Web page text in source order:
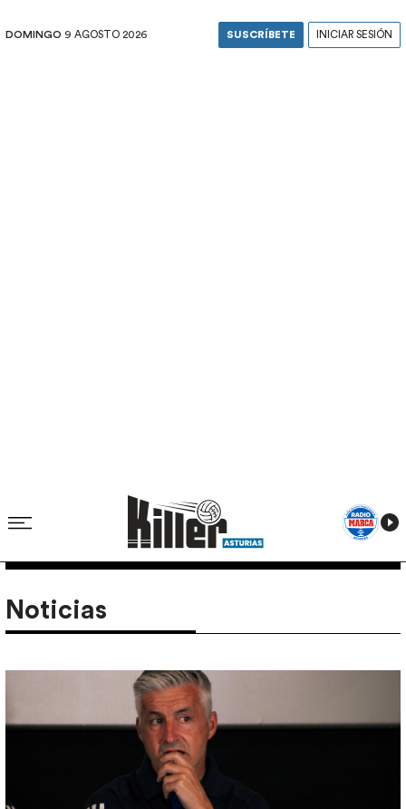
DOMINGO 9 AGOSTO 2026 SUSCRÍBETE INICIAR SESIÓN
Noticias